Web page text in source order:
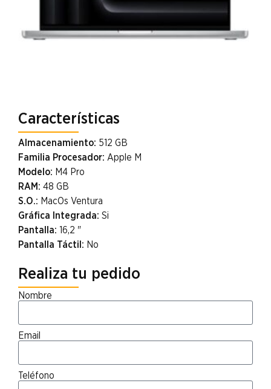
Características
Almacenamiento: 512 GB
Familia Procesador: Apple M
Modelo: M4 Pro
RAM: 48 GB
S.O.: MacOs Ventura
Gráfica Integrada: Si
Pantalla: 16,2 "
Pantalla Táctil: No
Realiza tu pedido
Nombre
Email
Teléfono